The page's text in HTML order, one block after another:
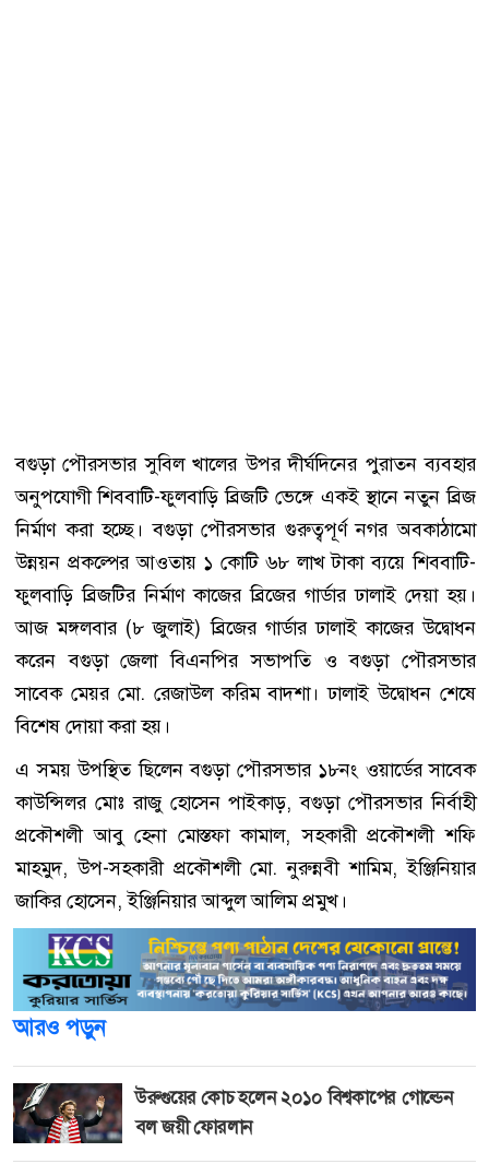
বগুড়া পৌরসভার সুবিল খালের উপর দীর্ঘদিনের পুরাতন ব্যবহার
অনুপযোগী শিববাটি-ফুলবাড়ি ব্রিজটি ভেঙ্গে একই স্থানে নতুন ব্রিজ
নির্মাণ করা হচ্ছে। বগুড়া পৌরসভার গুরুত্বপূর্ণ নগর অবকাঠামো
উন্নয়ন প্রকল্পের আওতায় ১ কোটি ৬৮ লাখ টাকা ব্যয়ে শিববাটি-
ফুলবাড়ি ব্রিজটির নির্মাণ কাজের ব্রিজের গার্ডার ঢালাই দেয়া হয়।
আজ মঙ্গলবার (৮ জুলাই) ব্রিজের গার্ডার ঢালাই কাজের উদ্বোধন
করেন বগুড়া জেলা বিএনপির সভাপতি ও বগুড়া পৌরসভার
সাবেক মেয়র মো. রেজাউল করিম বাদশা। ঢালাই উদ্বোধন শেষে
বিশেষ দোয়া করা হয়।
এ সময় উপস্থিত ছিলেন বগুড়া পৌরসভার ১৮নং ওয়ার্ডের সাবেক
কাউন্সিলর মোঃ রাজু হোসেন পাইকাড়, বগুড়া পৌরসভার নির্বাহী
প্রকৌশলী আবু হেনা মোস্তফা কামাল, সহকারী প্রকৌশলী শফি
মাহমুদ, উপ-সহকারী প্রকৌশলী মো. নুরুন্নবী শামিম, ইঞ্জিনিয়ার
জাকির হোসেন, ইঞ্জিনিয়ার আব্দুল আলিম প্রমুখ।
আরও পড়ুন
উরুগুয়ের কোচ হলেন ২০১০ বিশ্বকাপের গোল্ডেন
বল জয়ী ফোরলান